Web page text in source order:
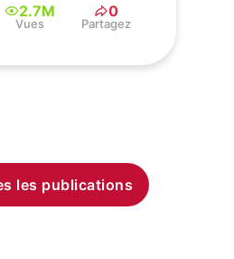
2.7M
Vues
0
Partagez
les publications